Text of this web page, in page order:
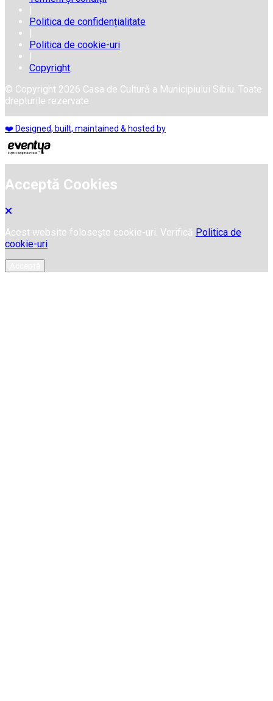
|
Politica de confidențialitate
|
Politica de cookie-uri
|
Copyright
© Copyright 2026 Casa de Cultură a Municipiului Sibiu. Toate
drepturile rezervate
❤️ Designed, built, maintained & hosted by
Acceptă Cookies
Acest website folosește cookie-uri. Verifică Politica de
cookie-uri